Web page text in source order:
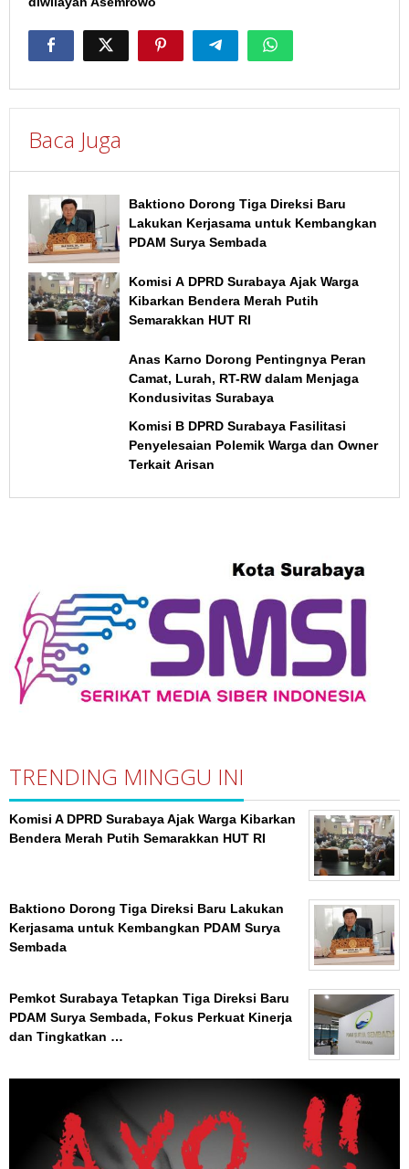
Baca Juga
Baktiono Dorong Tiga Direksi Baru
Lakukan Kerjasama untuk Kembangkan
PDAM Surya Sembada
Komisi A DPRD Surabaya Ajak Warga
Kibarkan Bendera Merah Putih
Semarakkan HUT RI
Anas Karno Dorong Pentingnya Peran
Camat, Lurah, RT-RW dalam Menjaga
Kondusivitas Surabaya
Komisi B DPRD Surabaya Fasilitasi
Penyelesaian Polemik Warga dan Owner
Terkait Arisan
TRENDING MINGGU INI
Komisi A DPRD Surabaya Ajak Warga Kibarkan
Bendera Merah Putih Semarakkan HUT RI
Baktiono Dorong Tiga Direksi Baru Lakukan
Kerjasama untuk Kembangkan PDAM Surya
Sembada
Pemkot Surabaya Tetapkan Tiga Direksi Baru
PDAM Surya Sembada, Fokus Perkuat Kinerja
dan Tingkatkan …